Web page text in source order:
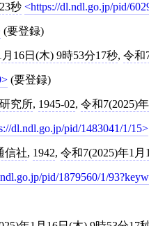
秒 https://dl.ndl.go.jp/pid/
(要登録)
16日(木) 9時53分17秒, 令和
(要登録)
究所, 1945-02, 令和7(2025)
dl.ndl.go.jp/pid/1483041/1/15
信社, 1942, 令和7(2025)年1
pid/1879560/1/